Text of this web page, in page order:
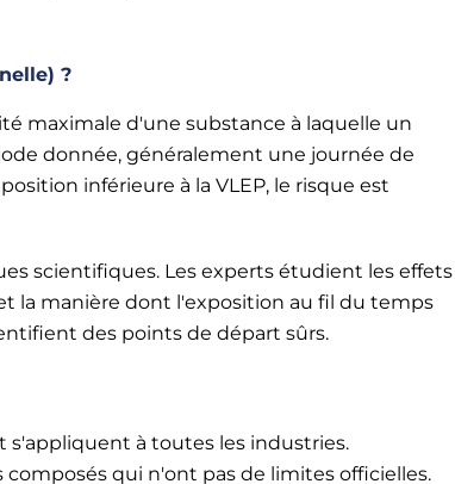
?
maximale d'une substance à laquelle un
donnée, généralement une journée de
inférieure à la VLEP, le risque est
scientifiques. Les experts étudient les effets
la manière dont l'exposition au fil du temps
des points de départ sûrs.
s'appliquent à toutes les industries.
composés qui n'ont pas de limites officielles.